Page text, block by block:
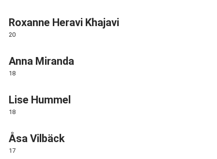
Roxanne Heravi Khajavi
20
Anna Miranda
18
Lise Hummel
18
Åsa Vilbäck
17